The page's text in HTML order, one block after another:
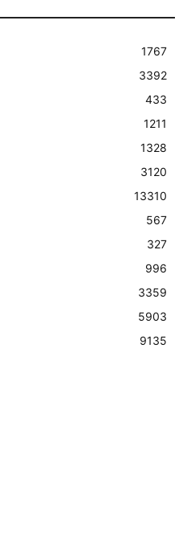
1767
3392
433
1211
1328
3120
13310
567
327
996
3359
5903
9135